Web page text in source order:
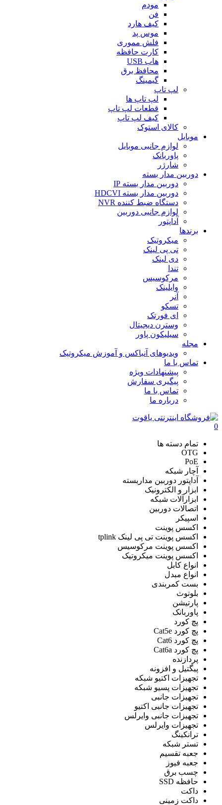
مودم
فن
کیف هارد
موس پد
فلش مموری
کارت حافظه
هاب USB
محافظ برق
گیمینگ
لپ تاپ
لپ تاپ ها
قطعات لپ تاپ
کیف لپ تاپ
کالای استوک
موبایل
لوازم جانبی موبایل
پاوربانک
شارژر
دوربین مدار بسته
دوربین مدار بسته IP
دوربین مدار بسته HDCVI
دستگاه ضبط کننده NVR
لوازم جانبی دوربین
آداپتور
برندها
میکروتیک
تی پی لینک
دی لینک
تندا
مرکوسیس
وایلینک
آنر
تسکو
ای فورتک
وسترن دیجیتال
سیلیکون پاور
مجله
ویدیوهای آنباکس و آموزش میکروتیک
تماس با ما
پیشنهادات ویژه
پیگیری سفارش
تماس با ما
درباره ما
0
تمام دسته ها
OTG
PoE
آچار شبکه
آداپتور دوربین مداربسته
ابزار و الکترونیک
ابزارآلات شبکه
اتصالات دوربین
اسپیکر
اکسس پوینت
اکسس پوینت تی پی لینک tplink
اکسس پوینت مرکوسیس
اکسس پوینت میکروتیک
انواع کابل
انواع مبدل
بست کمربندی
بلوتوث
پارتیشن
پاوربانک
پچ کورد
پچ کورد Cat5e
پچ کورد Cat6
پچ کورد Cat6a
پردازنده
پيگتيل و افزونه
تجهیزات اکتیو شبکه
تجهیزات پسیو شبکه
تجهیزات جانبی
تجهیزات جانبی اکتیو
تجهیزات جانبی وایرلس
تجهیزات وایرلس
ترانکینگ
تستر شبكه
جعبه تقسیم
جعبه فیوز
چسب برق
حافظه SSD
داکت
داکت زمینی